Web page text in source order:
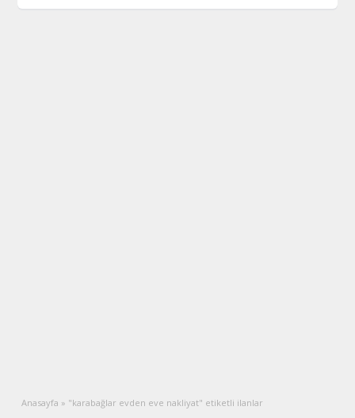
Anasayfa » "karabağlar evden eve nakliyat" etiketli ilanlar